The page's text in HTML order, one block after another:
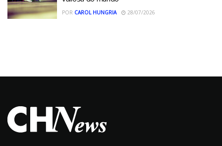
POR CAROL HUNGRIA 28/07/2026